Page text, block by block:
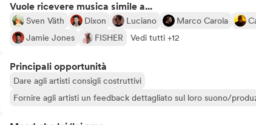
Vuole ricevere musica simile a...
Sven Väth Dixon Luciano Marco Carola
Jamie Jones
FISHER Vedi tutti +12
Principali opportunità
Dare agli artisti consigli costruttivi
Fornire agli artisti un feedback dettagliato sul loro suono/